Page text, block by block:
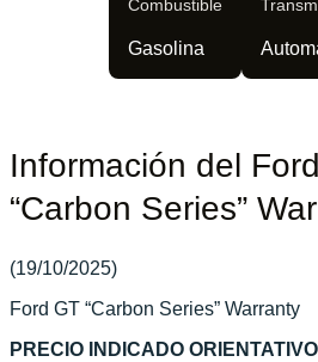
Combustible
Gasolina
Información del
“Carbon Series”
(19/10/2025)
Ford GT “Carbon Series” Warranty
PRECIO INDICADO ORIENTATIVO